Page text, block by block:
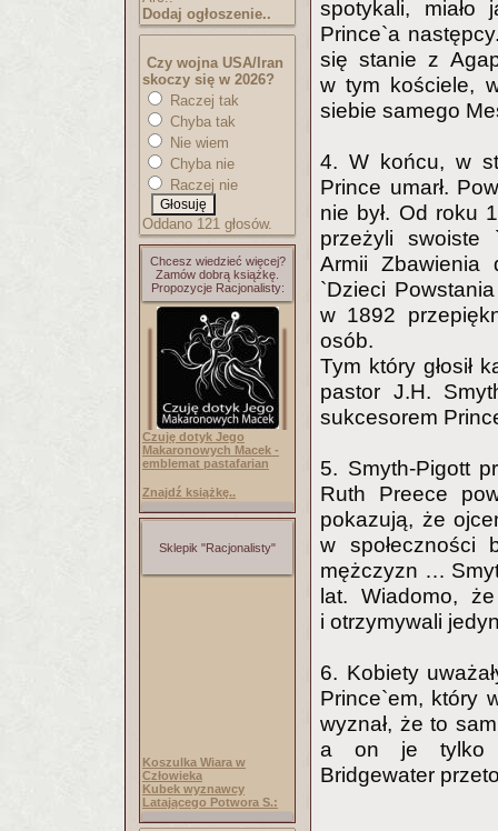
Dodaj ogłoszenie..
Czy wojna USA/Iran
skoczy się w 2026?
Raczej tak
Chyba tak
Nie wiem
Chyba nie
Raczej nie
Oddano 121 głosów.
Chcesz wiedzieć więcej?
Zamów dobrą książkę.
Propozycje Racjonalisty:
Czuję dotyk Jego
Makaronowych Macek -
emblemat pastafarian
Znajdź książkę..
Sklepik "Racjonalisty"
Koszulka Wiara w
Człowieka
Kubek wyznawcy
Latającego Potwora S.:
spotykali, miało
Prince`a
się stanie z
w tym kościele,
siebie samego
4. W końcu, w
Prince umarł.
nie był. Od roku
przeżyli swoiste
Armii Zbawienia
`Dzieci
w 1892
osób.
Tym który głosił
pastor J.H.
sukcesorem
5. Smyth-Pigott
Ruth Preece
pokazują, że
w społeczności
mężczyzn …
lat. Wiadomo,
i otrzymywali
6. Kobiety
Prince`em, który
wyznał, że to
a on je tylko
Bridgewater